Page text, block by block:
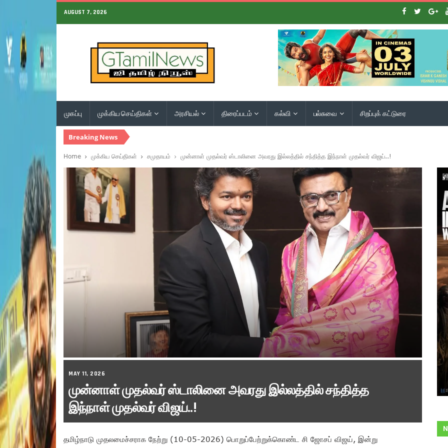
AUGUST 7, 2026
முகப்பு முக்கிய செய்திகள் அரசியல் திரைப்படம் கல்வி பல்சுவை சிறப்புக் கட்டுரை
Breaking News
Home முக்கிய செய்திகள் சமுதாயம் முன்னாள் முதல்வர் ஸ்டாலினை அவரது இல்லத்தில் சந்தித்த இந்நாள் முதல்வர் விஜய்..!
MAY 11, 2026
முன்னாள் முதல்வர் ஸ்டாலினை அவரது இல்லத்தில் சந்தித்த
இந்நாள் முதல்வர் விஜய்..!
தமிழ்நாடு முதலமைச்சராக நேற்று (10-05-2026) பொறுப்பேற்றுக்கொண்ட சி ஜோசப் விஜய், இன்று